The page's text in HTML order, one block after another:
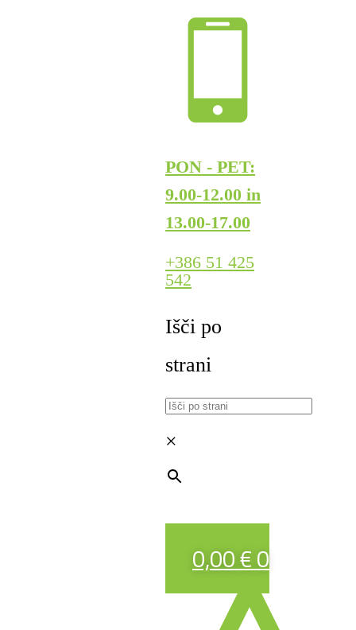
PON - PET:
9.00-12.00 in
13.00-17.00
+386 51 425
542
Išči po
strani
×
0,00€0